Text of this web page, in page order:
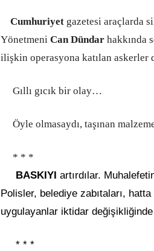
Cumhuriyet gazetesi araçlarda
Yönetmeni Can Dündar hakkında
ilişkin operasyona katılan
Gıllı gıcık bir olay…
Öyle olmasaydı, taşınan
* * *
BASKIYI artırdılar.
Polisler, belediye zabıtaları,
uygulayanlar iktidar
* * *